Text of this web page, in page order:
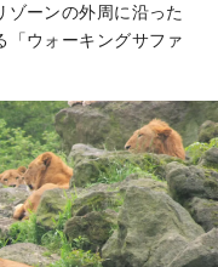
ゾーンの外周に沿った
「ウォーキングサファ